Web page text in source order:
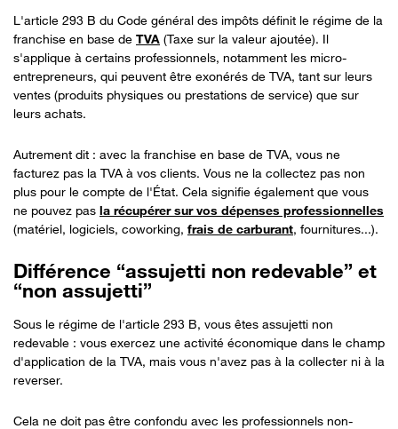
L'article 293 B du Code général des impôts définit le régime de la
franchise en base de TVA (Taxe sur la valeur ajoutée). Il
s'applique à certains professionnels, notamment les micro-
entrepreneurs, qui peuvent être exonérés de TVA, tant sur leurs
ventes (produits physiques ou prestations de service) que sur
leurs achats.
Autrement dit : avec la franchise en base de TVA, vous ne
facturez pas la TVA à vos clients. Vous ne la collectez pas non
plus pour le compte de l'État. Cela signifie également que vous
ne pouvez pas la récupérer sur vos dépenses professionnelles
(matériel, logiciels, coworking, frais de carburant, fournitures...).
Différence “assujetti non redevable” et
“non assujetti”
Sous le régime de l'article 293 B, vous êtes assujetti non
redevable : vous exercez une activité économique dans le champ
d'application de la TVA, mais vous n'avez pas à la collecter ni à la
reverser.
Cela ne doit pas être confondu avec les professionnels non-